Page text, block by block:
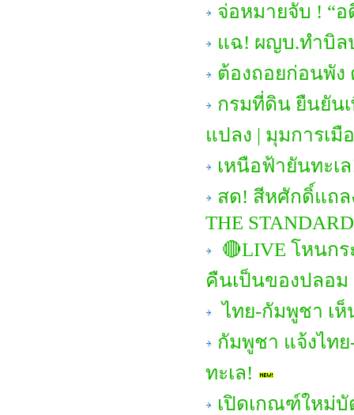
จ่อหมายจับ ! “
แฉ! ผญบ.ทำบิล
ต้องถอยก่อนพั
กรมที่ดิน ยืนยัน
แปลง | มุมการเมื
เหนือฟ้ายันทะเ
สด! สีหศักดิ์แถล
THE STANDARD
🔴LIVE โหนก
คืนเป็นของปลอม
ไทย-กัมพูชา เห็
กัมพูชา แจ้งไท
ทะเล!
เปิดเกณฑ์ใหม่